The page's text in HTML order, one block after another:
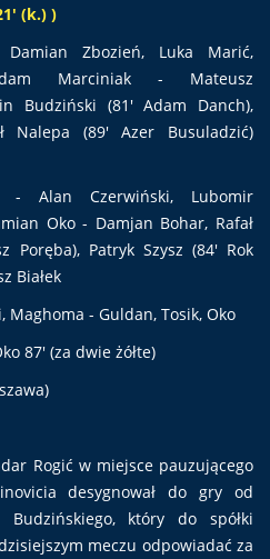
(k.) )
Zbozień, Luka Marić,
Marciniak - Mateusz
Budziński (81' Adam Danch),
Nalepa (89' Azer Busuladzić)
- Alan Czerwiński, Lubomir
Oko - Damjan Bohar, Rafał
Poręba), Patryk Szysz (84' Rok
Białek
Maghoma - Guldan, Tosik, Oko
87' (za dwie żółte)
Rogić w miejsce pauzującego
desygnował do gry od
który do spółki
meczu odpowiadać za